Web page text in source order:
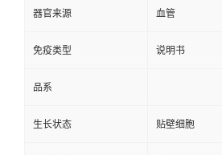
器官来源 血管
免疫类型 说明书
品系
生长状态 贴壁细胞